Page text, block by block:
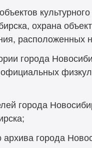
охрана
расположенных
города
города
города